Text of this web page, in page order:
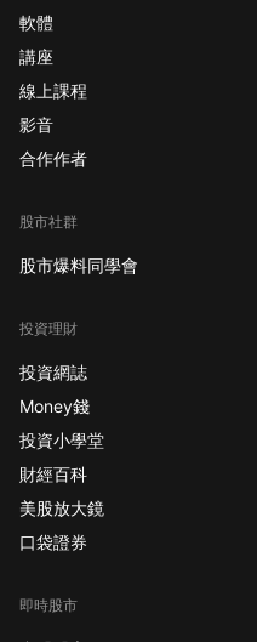
軟體
講座
線上課程
影音
合作作者
股市社群
股市爆料同學會
投資理財
投資網誌
Money錢
投資小學堂
財經百科
美股放大鏡
口袋證券
即時股市